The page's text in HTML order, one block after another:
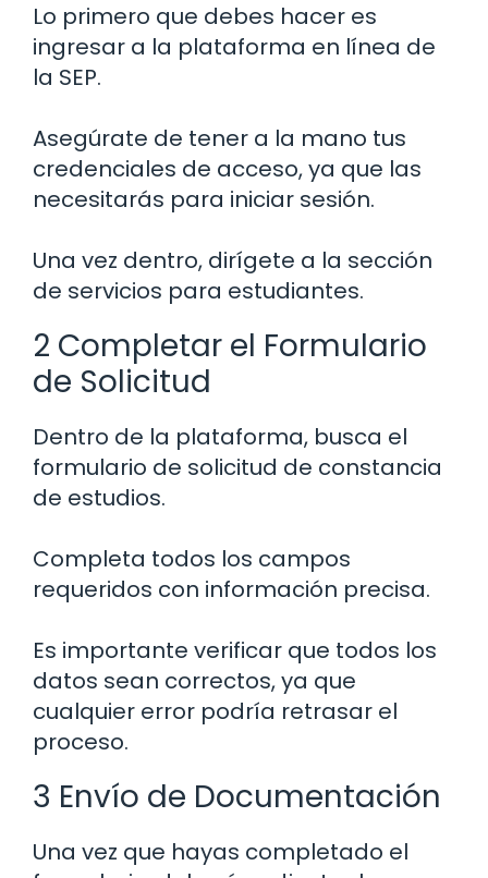
Lo primero que debes hacer es
ingresar a la plataforma en línea de
la SEP.
Asegúrate de tener a la mano tus
credenciales de acceso, ya que las
necesitarás para iniciar sesión.
Una vez dentro, dirígete a la sección
de servicios para estudiantes.
2 Completar el Formulario
de Solicitud
Dentro de la plataforma, busca el
formulario de solicitud de constancia
de estudios.
Completa todos los campos
requeridos con información precisa.
Es importante verificar que todos los
datos sean correctos, ya que
cualquier error podría retrasar el
proceso.
3 Envío de Documentación
Una vez que hayas completado el